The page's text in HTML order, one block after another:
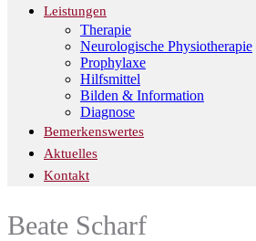
Leistungen
Therapie
Neurologische Physiotherapie
Prophylaxe
Hilfsmittel
Bilden & Information
Diagnose
Bemerkenswertes
Aktuelles
Kontakt
Beate Scharf